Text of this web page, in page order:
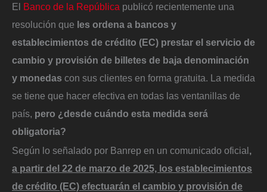
El Banco de la República publicó recientemente una
resolución que les ordena a bancos y
establecimientos de crédito (EC) prestar el servicio de
cambio y provisión de billetes de baja denominación
y monedas con sus clientes en forma gratuita. La medida
se tiene que hacer efectiva en todas las ventanillas de
país, pero ¿desde cuándo esta medida será
obligatoria?
Según lo señalado por Banrep en un comunicado oficial
a partir del 22 de marzo de 2025, los establecimientos
de crédito (EC) efectuarán el cambio y provisión de